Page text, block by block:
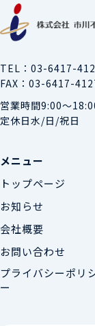
TEL
03-6417-
FAX
03-6417-
営業時間9:00～
定休日水/日/祝日
メニュー
トップページ
お知らせ
会社概要
お問い合わせ
プライバシーポリ
ー